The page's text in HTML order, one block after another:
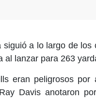
siguió a lo largo de
al lanzar para 263
eran peligrosos por
Davis anotaron